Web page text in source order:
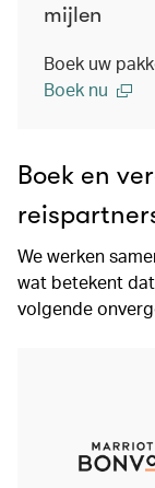
mijlen
Boek uw
Boek nu
Boek en
We werken
wat betekent
volgende